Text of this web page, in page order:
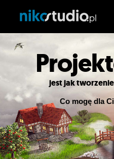
O
Co mogę dla
jest jak
Projekt